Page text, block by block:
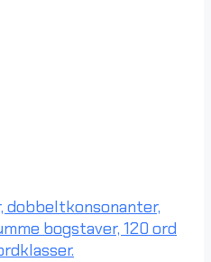
dobbeltkonsonanter,
bogstaver, 120 ord